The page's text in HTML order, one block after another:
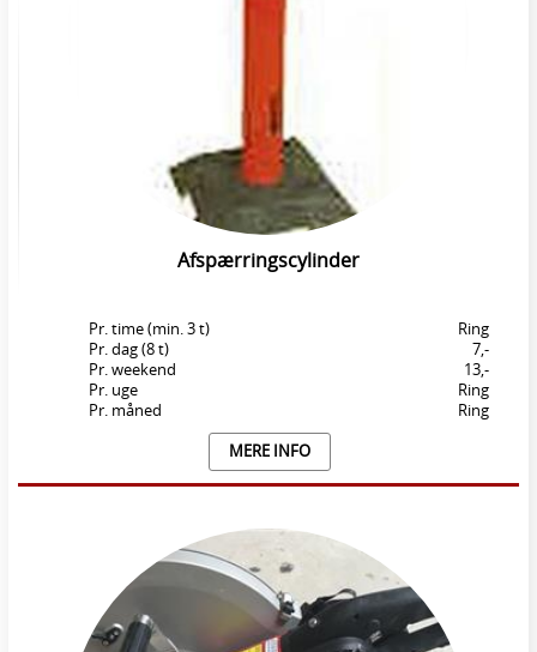
Afspærringscylinder
Pr. time (min. 3 t)
Ring
Pr. dag (8 t)
7,-
Pr. weekend
13,-
Pr. uge
Ring
Pr. måned
Ring
MERE INFO